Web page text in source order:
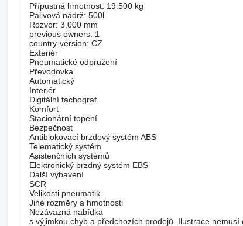
Přípustná hmotnost: 19.500 kg
Palivová nádrž: 500l
Rozvor: 3.000 mm
previous owners: 1
country-version: CZ
Exteriér
Pneumatické odpružení
Převodovka
Automatický
Interiér
Digitální tachograf
Komfort
Stacionární topení
Bezpečnost
Antiblokovací brzdový systém ABS
Telematický systém
Asistenčních systémů
Elektronický brzdný systém EBS
Další vybavení
SCR
Velikosti pneumatik
Jiné rozměry a hmotnosti
Nezávazná nabídka
s výjimkou chyb a předchozích prodejů. Ilustrace